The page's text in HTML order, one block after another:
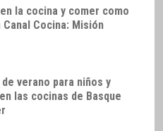
la cocina y comer como
Cocina: Misión
verano para niños y
las cocinas de Basque